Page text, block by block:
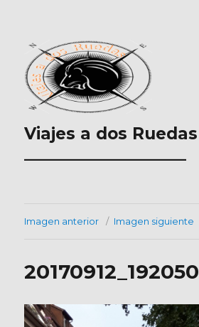
Viajes a dos Ruedas
___________________
Imagen anterior Imagen siguiente
20170912_192050